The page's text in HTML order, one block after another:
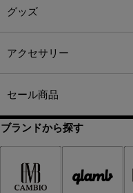
グッズ
アクセサリー
セール商品
ブランドから探す